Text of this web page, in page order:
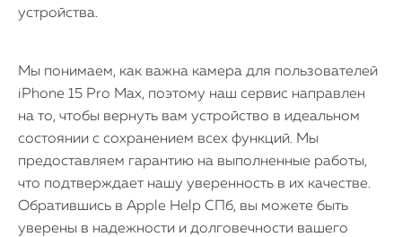
iPad
iMac
Mac Mini
О нас
устройства.
Мы понимаем, как важна камера для пользователей
iPhone 15 Pro Max, поэтому наш сервис направлен
на то, чтобы вернуть вам устройство в идеальном
состоянии с сохранением всех функций. Мы
предоставляем гарантию на выполненные работы,
что подтверждает нашу уверенность в их качестве.
Обратившись в Apple Help СПб, вы можете быть
уверены в надежности и долговечности вашего